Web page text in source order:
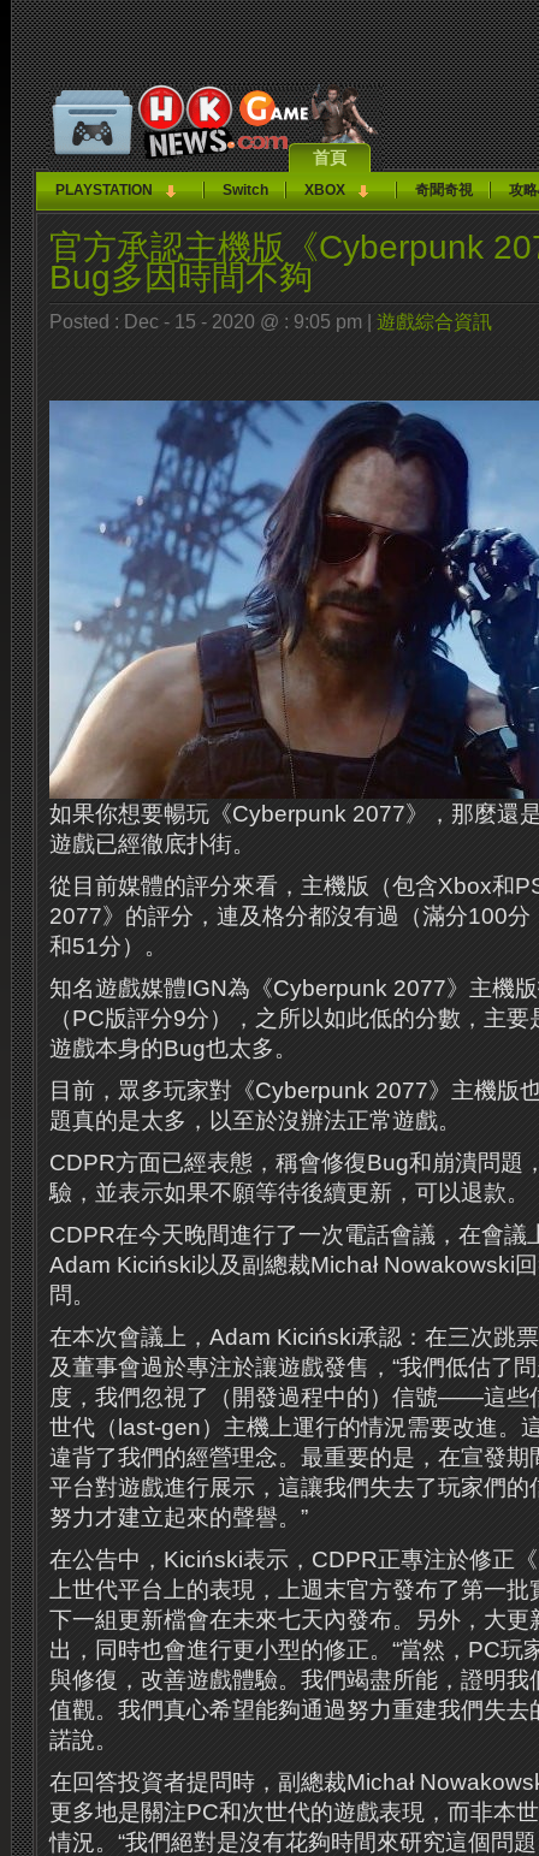
首頁
PLAYSTATION Switch XBOX 奇聞奇視 攻
官方承認主機版《Cyberpunk
Bug多因時間不夠
Posted : Dec - 15 - 2020 @ : 9:05 pm | 遊戲綜合資訊
如果你想要暢玩《Cyberpunk 2077》，那麼還
遊戲已經徹底扑街。
從目前媒體的評分來看，主機版（包含Xbox和
2077》的評分，連及格分都沒有過（滿分100
和51分）。
知名遊戲媒體IGN為《Cyberpunk 2077》主機
（PC版評分9分），之所以如此低的分數，主
遊戲本身的Bug也太多。
目前，眾多玩家對《Cyberpunk 2077》主機版
題真的是太多，以至於沒辦法正常遊戲。
CDPR方面已經表態，稱會修復Bug和崩潰問題
驗，並表示如果不願等待後續更新，可以退款。
CDPR在今天晚間進行了一次電話會議，在會議
Adam Kiciński以及副總裁Michał Nowakowski
問。
在本次會議上，Adam Kiciński承認：在三次跳
及董事會過於專注於讓遊戲發售，“我們低估了
度，我們忽視了（開發過程中的）信號——這些
世代（last-gen）主機上運行的情況需要改進。
違背了我們的經營理念。最重要的是，在宣發
平台對遊戲進行展示，這讓我們失去了玩家們的
努力才建立起來的聲譽。”
在公告中，Kiciński表示，CDPR正專注於修正
上世代平台上的表現，上週末官方發布了第一
下一組更新檔會在未來七天內發布。另外，大更
出，同時也會進行更小型的修正。“當然，PC玩
與修復，改善遊戲體驗。我們竭盡所能，證明
值觀。我們真心希望能夠通過努力重建我們失去
諾說。
在回答投資者提問時，副總裁Michał
更多地是關注PC和次世代的遊戲表現，而非本
情況。“我們絕對是沒有花夠時間來研究這個問